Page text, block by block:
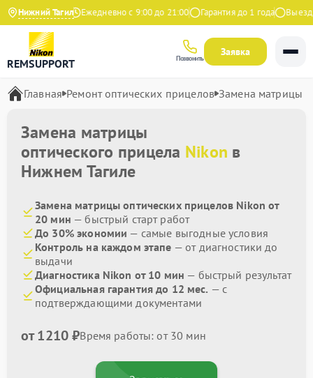
Нижний Тагил
4.9 на Яндекс Ежедневно с 9:00 до 21:00 Гарантия до 1 года Выезд
REMSUPPORT Позвонить
Заявка
Главная Ремонт оптических прицелов Замена матрицы
Замена матрицы
оптического прицела Nikon в
Нижнем Тагиле
Замена матрицы оптических прицелов Nikon от
20 мин — быстрый старт работ
До 30% экономии — самые выгодные условия
Контроль на каждом этапе — от диагностики до
выдачи
Диагностика Nikon от 10 мин — быстрый результат
Официальная гарантия до 12 мес. — с
подтверждающими документами
от 1210 ₽Время работы: от 30 мин